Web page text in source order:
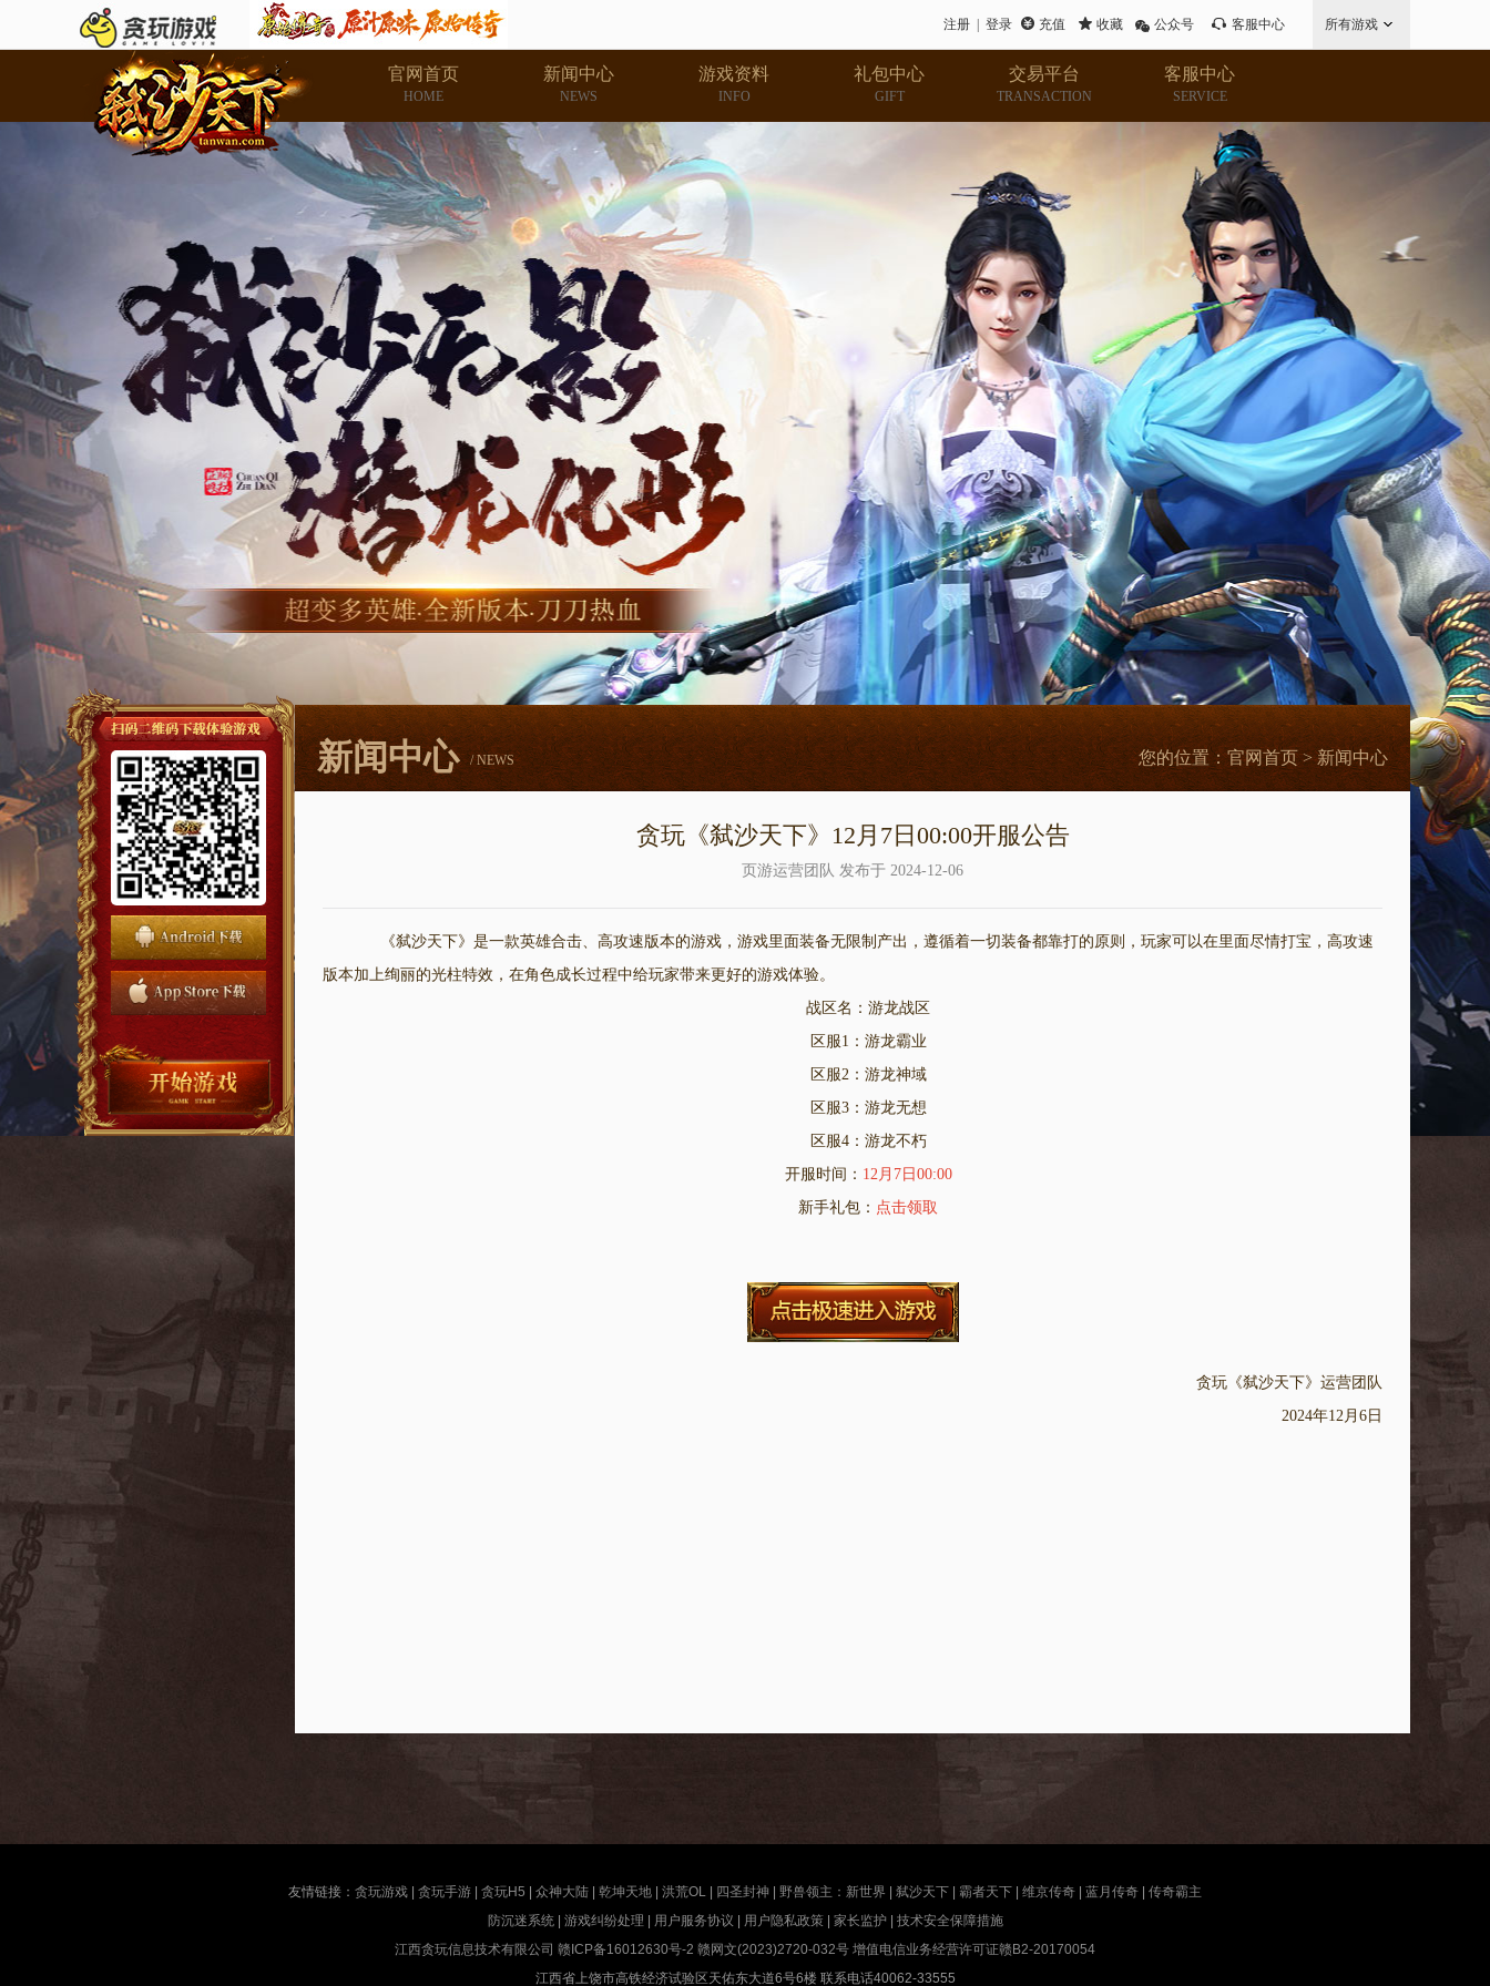
所有游戏
充值 收藏 公众号 客服中心
登录
注册
官网首页
HOME
新闻中心
NEWS
游戏资料
INFO
礼包中心
GIFT
交易平台
TRANSACTION
客服中心
SERVICE
新闻中心 / NEWS 您的位置：官网首页> 新闻中心
贪玩《弑沙天下》12月7日00:00开服公告
页游运营团队 发布于 2024-12-06
《弑沙天下》是一款英雄合击、高攻速版本的游戏，游戏里面装备无限制产出，遵循着一切装备都靠打的原则，玩家可以在里面尽情打宝，高攻速
版本加上绚丽的光柱特效，在角色成长过程中给玩家带来更好的游戏体验。
战区名：游龙战区
区服1：游龙霸业
区服2：游龙神域
区服3：游龙无想
区服4：游龙不朽
开服时间： 12月7日00:00
新手礼包： 点击领取
贪玩《弑沙天下》运营团队
2024年12月6日
友情链接： 贪玩游戏 贪玩手游 贪玩H5 众神大陆 乾坤天地 洪荒OL 四圣封神 野兽领主：新世界 弑沙天下 霸者天下 维京传奇 蓝月传奇
传奇霸主
防沉迷系统| 游戏纠纷处理 用户服务协议 用户隐私政策| 家长监护| 技术安全保障措施
江西贪玩信息技术有限公司 赣ICP备16012630号-2 赣网文(2023)2720-032号 增值电信业务经营许可证赣B2-20170054
江西省上饶市高铁经济试验区天佑东大道6号6楼 联系电话40062-33555